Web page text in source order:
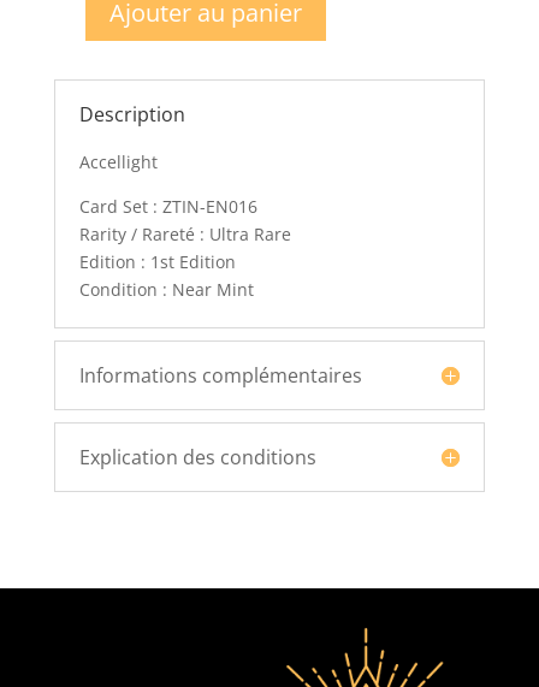
quantité
Accellight
Ajouter au panier
Description
Accellight
Card Set : ZTIN-EN016
Rarity / Rareté : Ultra Rare
Edition : 1st Edition
Condition : Near Mint
Informations complémentaires
Explication des conditions